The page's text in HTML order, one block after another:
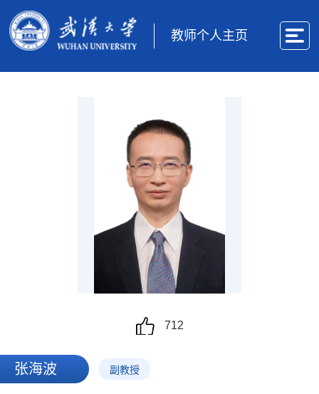
教师个人主页
712
张海波 副教授